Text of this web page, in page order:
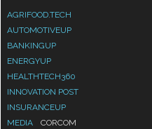
AGRIFOOD.TECH
AUTOMOTIVEUP
BANKINGUP
ENERGYUP
HEALTHTECH360
INNOVATION POST
INSURANCEUP
MEDIA
CORCOM